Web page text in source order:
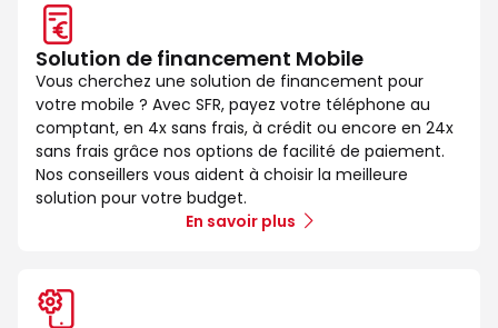
Solution de financement Mobile
Vous cherchez une solution de financement pour
votre mobile ? Avec SFR, payez votre téléphone au
comptant, en 4x sans frais, à crédit ou encore en 24x
sans frais grâce nos options de facilité de paiement.
Nos conseillers vous aident à choisir la meilleure
solution pour votre budget.
En savoir plus